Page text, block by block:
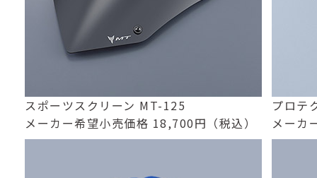
スポーツスクリーン MT-125
メーカー希望小売価格 18,700円（税込）
プロテ
メーカ